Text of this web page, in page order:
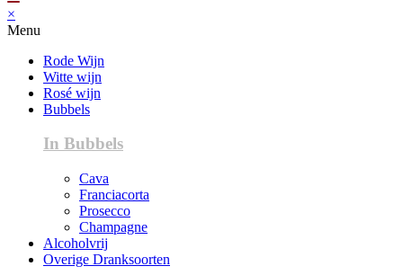
×
Menu
Rode Wijn
Witte wijn
Rosé wijn
Bubbels
In Bubbels
Cava
Franciacorta
Prosecco
Champagne
Alcoholvrij
Overige Dranksoorten